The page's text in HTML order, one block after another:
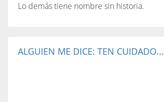
Lo demás tiene nombre sin historia.
ALGUIEN ME DICE: TEN CUIDADO...